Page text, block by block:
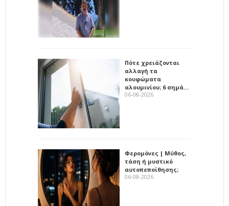
Πότε χρειάζονται
αλλαγή τα
κουφώματα
αλουμινίου; 6 σημά…
06-08-2026
Φερομόνες | Μύθος,
τάση ή μυστικό
αυτοπεποίθησης;
06-08-2026